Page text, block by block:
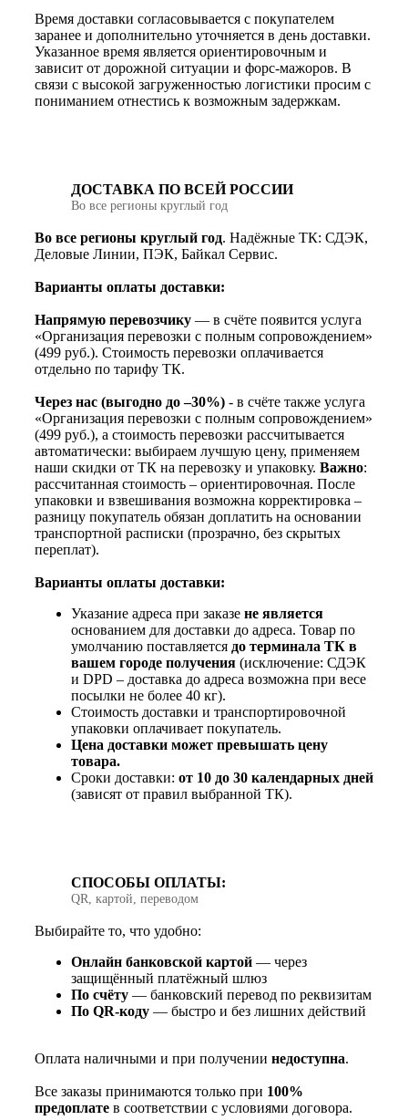
Время доставки согласовывается с покупателем
заранее и дополнительно уточняется в день доставки.
Указанное время является ориентировочным и
зависит от дорожной ситуации и форс-мажоров. В
связи с высокой загруженностью логистики просим с
пониманием отнестись к возможным задержкам.
ДОСТАВКА ПО ВСЕЙ РОССИИ
Во все регионы круглый год
Во все регионы круглый год. Надёжные ТК: СДЭК,
Деловые Линии, ПЭК, Байкал Сервис.
Варианты оплаты доставки:
Напрямую перевозчику — в счёте появится услуга
«Организация перевозки с полным сопровождением»
(499 руб.). Стоимость перевозки оплачивается
отдельно по тарифу ТК.
Через нас (выгодно до –30%) - в счёте также услуга
«Организация перевозки с полным сопровождением»
(499 руб.), а стоимость перевозки рассчитывается
автоматически: выбираем лучшую цену, применяем
наши скидки от ТК на перевозку и упаковку. Важно:
рассчитанная стоимость – ориентировочная. После
упаковки и взвешивания возможна корректировка –
разницу покупатель обязан доплатить на основании
транспортной расписки (прозрачно, без скрытых
переплат).
Варианты оплаты доставки:
Указание адреса при заказе не является
основанием для доставки до адреса. Товар по
умолчанию поставляется до терминала ТК в
вашем городе получения (исключение: СДЭК
и DPD – доставка до адреса возможна при весе
посылки не более 40 кг).
Стоимость доставки и транспортировочной
упаковки оплачивает покупатель.
Цена доставки может превышать цену
товара.
Сроки доставки: от 10 до 30 календарных дней
(зависят от правил выбранной ТК).
СПОСОБЫ ОПЛАТЫ:
QR, картой, переводом
Выбирайте то, что удобно:
Онлайн банковской картой — через
защищённый платёжный шлюз
По счёту — банковский перевод по реквизитам
По QR‑коду — быстро и без лишних действий
Оплата наличными и при получении недоступна.
Все заказы принимаются только при 100%
предоплате в соответствии с условиями договора.